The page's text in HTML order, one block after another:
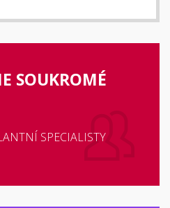
SOUKROMÉ
SPECIALISTY